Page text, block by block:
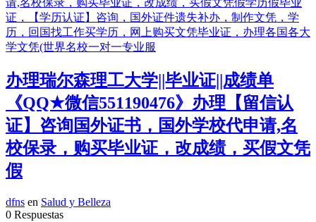
办理瑞尔森理工大学||毕业证||成绩单
《QQ★微信551190476》办理【留信认
证】咨询国外证书，国外学校代申请,名
校保录，购买毕业证，改成绩，买假文凭
假
dfns en Salud y Belleza
0 Respuestas